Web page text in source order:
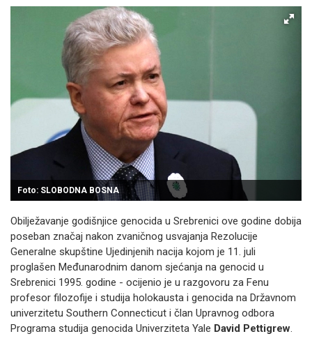
Foto: SLOBODNA BOSNA
Obilježavanje godišnjice genocida u Srebrenici ove godine dobija
poseban značaj nakon zvaničnog usvajanja Rezolucije
Generalne skupštine Ujedinjenih nacija kojom je 11. juli
proglašen Međunarodnim danom sjećanja na genocid u
Srebrenici 1995. godine - ocijenio je u razgovoru za Fenu
profesor filozofije i studija holokausta i genocida na Državnom
univerzitetu Southern Connecticut i član Upravnog odbora
Programa studija genocida Univerziteta Yale David Pettigrew.